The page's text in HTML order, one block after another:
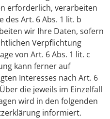
erforderlich, verarbeiten
des Art. 6 Abs. 1 lit. b
wir Ihre Daten, sofern
Verpflichtung
von Art. 6 Abs. 1 lit. c
kann ferner auf
Interesses nach Art. 6
die jeweils im Einzelfall
wird in den folgenden
informiert.